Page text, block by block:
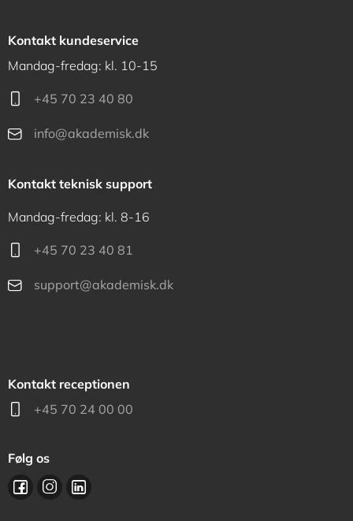
Kontakt kundeservice
Mandag-fredag: kl. 10-15
+45 70 23 40 80
info@akademisk.dk
Kontakt teknisk support
Mandag-fredag: kl. 8-16
+45 70 23 40 81
support@akademisk.dk
Kontakt receptionen
+45 70 24 00 00
Følg os